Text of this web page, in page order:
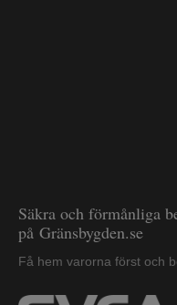
Säkra och förmånliga
på Gränsbygden.se
Få hem varorna först och